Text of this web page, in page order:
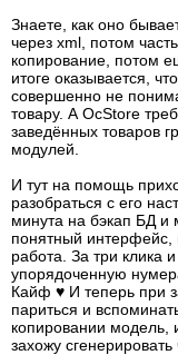
Знаете, как оно
через xml, потом
копирование, потом
итоге оказывается,
совершенно не
товару. А OcStore
заведённых товаров
модулей.
И тут на помощь
разобраться с его
минута на бэкап БД и
понятный интерфейс,
работа. За три клика
упорядоченную
Кайф ♥ И теперь при
париться и
копировании модель,
захожу сгенерировать